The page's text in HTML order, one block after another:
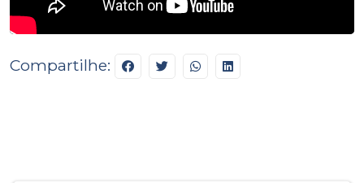
Compartilhe: